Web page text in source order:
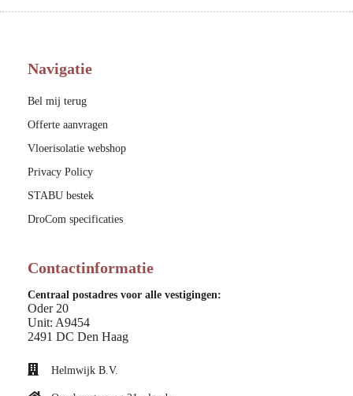
Navigatie
Bel mij terug
Offerte aanvragen
Vloerisolatie webshop
Privacy Policy
STABU bestek
DroCom specificaties
Contactinformatie
Centraal postadres voor alle vestigingen:
Oder 20
Unit: A9454
2491 DC Den Haag
Helmwijk B.V.